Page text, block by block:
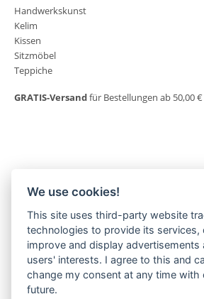
Handwerkskunst
Kelim
Kissen
Sitzmöbel
Teppiche
GRATIS-Versandfür Bestellungen ab 50,00 €
MORGENLAND-BAZAR
Herderstraße 2
22085 Hamburg
+49(0)40 18 033 286
info@morgenland-bazar.de
www.morgenland-bazar.de
We use cookies!
This site uses third-party website
technologies to provide its services,
improve and display advertisements
users' interests. I agree to this and
change my consent at any time
future.